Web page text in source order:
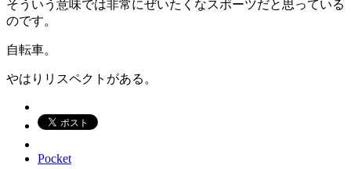
そういう意味では非常にぜいたくなスポーツだと思っている
のです。
自転車。
やはりリスペクトがある。
Pocket